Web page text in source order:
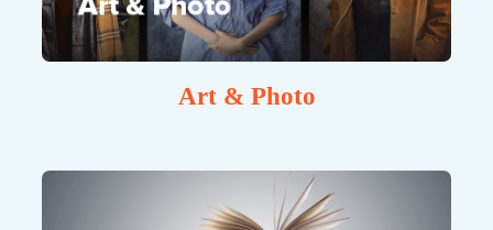
Art & Photo